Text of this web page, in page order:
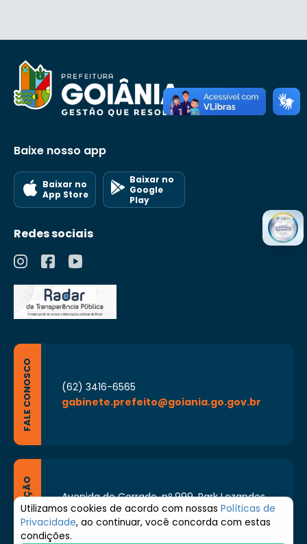
Baixe nosso app
Baixar no
App Store
Baixar no
Google
Play
Redes sociais
FALE CONOSCO
(62) 3416-6565
gabinete.prefeito@goiania.go.gov.br
LOCALIZAÇÃO
Avenida do Cerrado, nº 999, Park Lozandes,
Goiânia - Goiás CEP: 74884-092
Segunda à Sexta de 8h às 17h
Utilizamos cookies de acordo com nossas Políticas de
Privacidade, ao continuar, você concorda com estas
condições.